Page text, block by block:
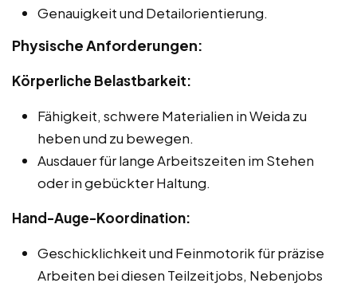
Genauigkeit und Detailorientierung.
Physische Anforderungen:
Körperliche Belastbarkeit:
Fähigkeit, schwere Materialien in Weida zu
heben und zu bewegen.
Ausdauer für lange Arbeitszeiten im Stehen
oder in gebückter Haltung.
Hand-Auge-Koordination:
Geschicklichkeit und Feinmotorik für präzise
Arbeiten bei diesen Teilzeitjobs, Nebenjobs